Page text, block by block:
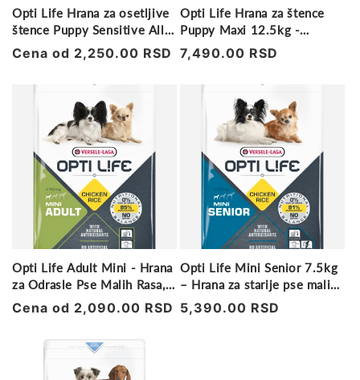
Opti Life Hrana za osetljive
štence Puppy Sensitive All
Breeds
Regularna
Cena od 2,250.00 RSD
Opti Life Hrana za štence
Puppy Maxi 12.5kg -
Piletina
Regularna
7,490.00 RSD
Opti Life Adult Mini - Hrana
za Odrasle Pse Malih Rasa,
Gluten-Free
Regularna
Cena od 2,090.00 RSD
Opti Life Mini Senior 7.5kg
– Hrana za starije pse malih
rasa
Regularna
5,390.00 RSD